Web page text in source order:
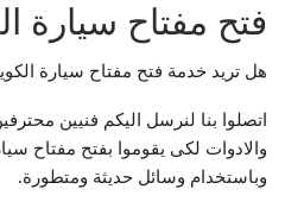
فتح مفتاح سيارة
هل تريد خدمة فتح مفتاح سيارة
اتصلوا بنا لنرسل اليكم فنيين
والادوات لكى يقوموا بفتح مفتاح
وباستخدام وسائل حديثة ومتطورة.